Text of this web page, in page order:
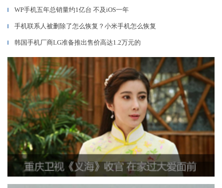
▎ WP手机五年总销量约1亿台 不及iOS一年
▎ 手机联系人被删除了怎么恢复？小米手机怎么恢复
▎ 韩国手机厂商LG准备推出售价高达1.2万元的